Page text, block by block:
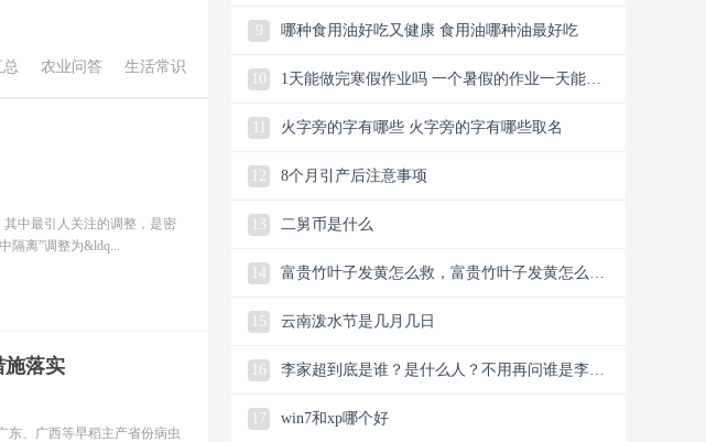
农业问答 生活常识
最引人关注的调整，是密
隔离”调整为&ldq...
施落实
、广西等早稻主产省份病虫
9 哪种食用油好吃又健康 食用油哪种油最好吃
10
1天能做完寒假作业吗 一个暑假的作业一天能写
火字旁的字有哪些 火字旁的字有哪些取名
12 8个月引产后注意事项
13 二舅币是什么
14
富贵竹叶子发黄怎么救，富贵竹叶子发黄怎么救
15
云南泼水节是几月几日
16
李家超到底是谁？是什么人？不用再问谁是李家
17
win7和xp哪个好